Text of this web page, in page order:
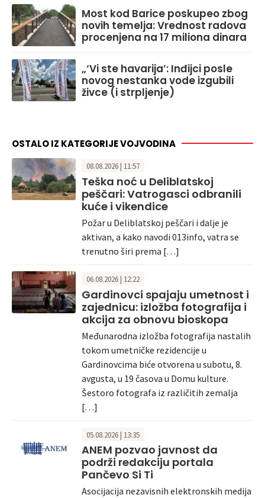
Most kod Barice poskupeo zbog
novih temelja: Vrednost radova
procenjena na 17 miliona dinara
„‘Vi ste havarija’: Inđijci posle
novog nestanka vode izgubili
živce (i strpljenje)
OSTALO IZ KATEGORIJE VOJVODINA
08.08.2026 | 11:57
Teška noć u Deliblatskoj
peščari: Vatrogasci odbranili
kuće i vikendice
Požar u Deliblatskoj peščari i dalje je
aktivan, a kako navodi 013info, vatra se
trenutno širi prema […]
06.08.2026 | 12:22
Gardinovci spajaju umetnost i
zajednicu: izložba fotografija i
akcija za obnovu bioskopa
Međunarodna izložba fotografija nastalih
tokom umetničke rezidencije u
Gardinovcima biće otvorena u subotu, 8.
avgusta, u 19 časova u Domu kulture.
Šestoro fotografa iz različitih zemalja
[…]
05.08.2026 | 13:35
ANEM pozvao javnost da
podrži redakciju portala
Pančevo Si Ti
Asocijacija nezavisnih elektronskih medija